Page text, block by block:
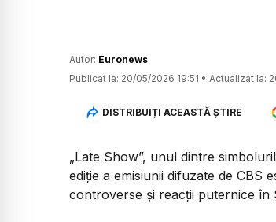
Autor: Euronews
Publicat la: 20/05/2026 19:51 • Actualizat la:
DISTRIBUIȚI ACEASTĂ ȘTIRE
„Late Show”, unul dintre
ediție a emisiunii difuzate de CBS
controverse și reacții puternice în